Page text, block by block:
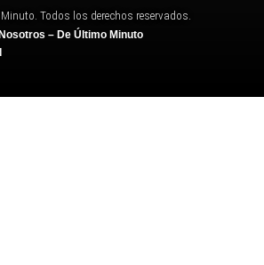
Todos los derechos reservados.
– De Último Minuto